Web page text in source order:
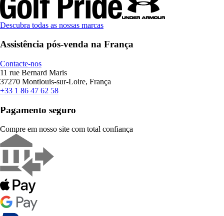
Descubra todas as nossas marcas
Assistência pós-venda na França
Contacte-nos
11 rue Bernard Maris
37270 Montlouis-sur-Loire, França
+33 1 86 47 62 58
Pagamento seguro
Compre em nosso site com total confiança